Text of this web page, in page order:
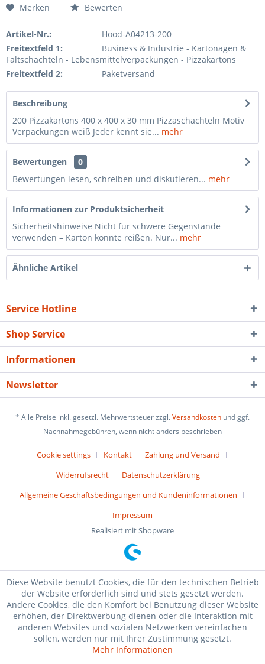
Merken Bewerten
Artikel-Nr.:
Hood-A04213-200
Freitextfeld 1:
Business & Industrie - Kartonagen &
Faltschachteln - Lebensmittelverpackungen - Pizzakartons
Freitextfeld 2:
Paketversand
Beschreibung
200 Pizzakartons 400 x 400 x 30 mm Pizzaschachteln Motiv
Verpackungen weiß Jeder kennt sie... mehr
Bewertungen
0
Bewertungen lesen, schreiben und diskutieren... mehr
Informationen zur Produktsicherheit
Sicherheitshinweise Nicht für schwere Gegenstände
verwenden – Karton könnte reißen. Nur... mehr
Ähnliche Artikel
Service Hotline
Shop Service
Informationen
Newsletter
* Alle Preise inkl. gesetzl. Mehrwertsteuer zzgl.Versandkosten und ggf.
Nachnahmegebühren, wenn nicht anders beschrieben
Cookie settings Kontakt
Zahlung und Versand
Widerrufsrecht
Datenschutzerklärung
Allgemeine Geschäftsbedingungen und Kundeninformationen
Impressum
Realisiert mit Shopware
Diese Website benutzt Cookies, die für den technischen Betrieb
der Website erforderlich sind und stets gesetzt werden.
Andere Cookies, die den Komfort bei Benutzung dieser Website
erhöhen, der Direktwerbung dienen oder die Interaktion mit
anderen Websites und sozialen Netzwerken vereinfachen
sollen, werden nur mit Ihrer Zustimmung gesetzt.
Mehr Informationen